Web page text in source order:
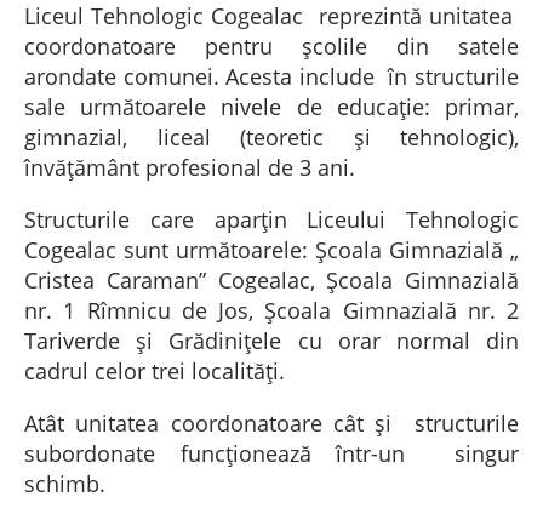
Liceul Tehnologic Cogealac reprezintă unitatea
coordonatoare pentru școlile din satele
arondate comunei. Acesta include în structurile
sale următoarele nivele de educație: primar,
gimnazial, liceal (teoretic și tehnologic),
învățământ profesional de 3 ani.
Structurile care aparțin Liceului Tehnologic
Cogealac sunt următoarele: Școala Gimnazială „
Cristea Caraman” Cogealac, Școala Gimnazială
nr. 1 Rîmnicu de Jos, Școala Gimnazială nr. 2
Tariverde și Grădinițele cu orar normal din
cadrul celor trei localități.
Atât unitatea coordonatoare cât și structurile
subordonate funcționează într-un singur
schimb.